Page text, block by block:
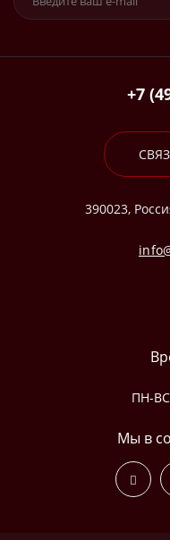
+7
390023,
ПН-ВС
Мы в